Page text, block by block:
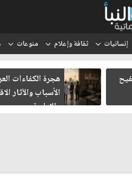
إنسانيات ثقافة وإعلام منوعات
هجرة الكفاءات
الأسباب والآثار
والإدارية